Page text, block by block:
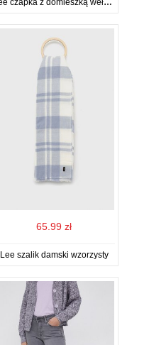
Lee czapka z domieszką wełny kolor granatowy z grubej dzianiny z domieszką wełny
65.99 zł
Lee szalik damski wzorzysty